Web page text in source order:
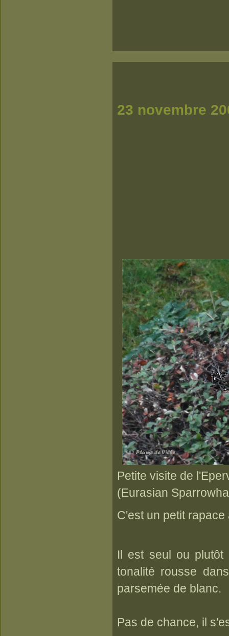
23 novembre
Petite visite de
(Eurasian
C'est un petit
Il est seul ou
tonalité rousse
parsemée de blanc.
Pas de chance, il